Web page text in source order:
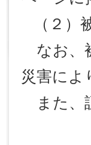
（２）
なお、
災害によ
また、